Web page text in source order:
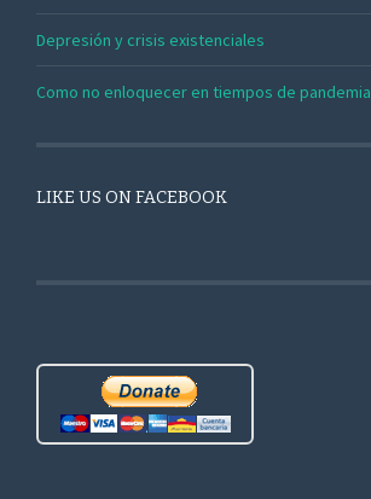
Depresión y crisis existenciales
Como no enloquecer en tiempos de pandemia
LIKE US ON FACEBOOK